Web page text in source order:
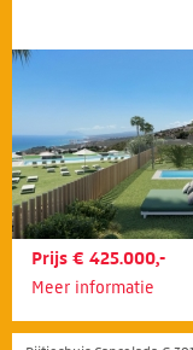
Prijs € 425.000,-
Meer informatie